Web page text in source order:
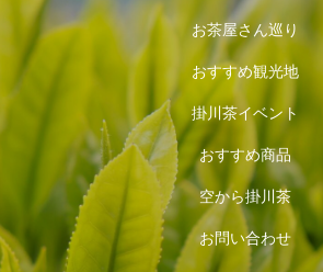
お茶屋さん巡り
おすすめ観光地
掛川茶イベント
おすすめ商品
空から掛川茶
お問い合わせ